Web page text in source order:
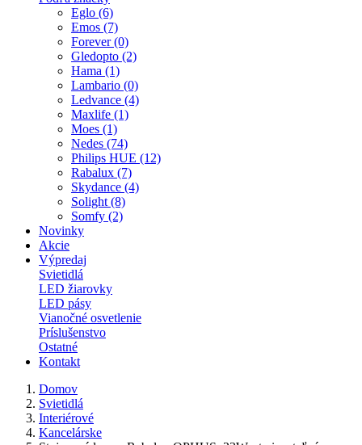
Eglo (6)
Emos (7)
Forever (0)
Gledopto (2)
Hama (1)
Lambario (0)
Ledvance (4)
Maxlife (1)
Moes (1)
Nedes (74)
Philips HUE (12)
Rabalux (7)
Skydance (4)
Solight (8)
Somfy (2)
Novinky
Akcie
Výpredaj
Svietidlá
LED žiarovky
LED pásy
Vianočné osvetlenie
Príslušenstvo
Ostatné
Kontakt
Domov
Svietidlá
Interiérové
Kancelárske